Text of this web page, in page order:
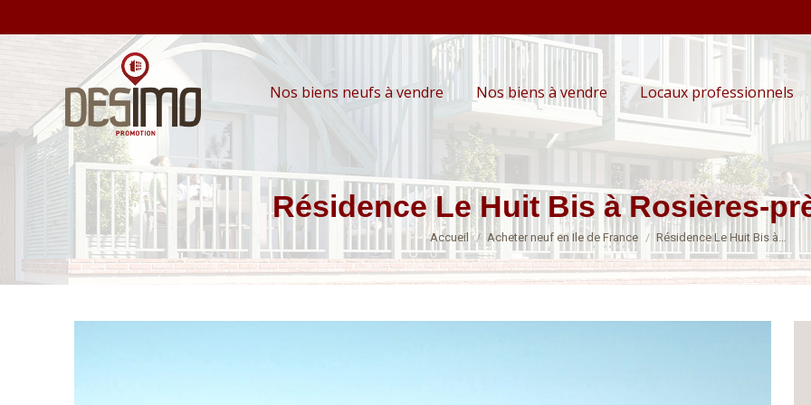
Nos biens neufs à vendre Nos biens à vendre Locaux professionnels
Résidence Le Huit Bis à Rosières-
Vous êtes ici :
Accueil Acheter neuf en Ile de France Résidence Le Huit Bis à…